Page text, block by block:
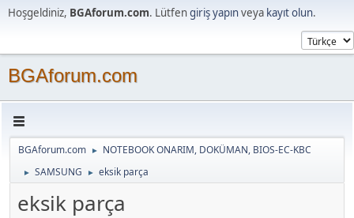
Hoşgeldiniz, BGAforum.com. Lütfengiriş yapınveya kayıt olun.
BGAforum.com
BGAforum.com ► NOTEBOOK ONARIM, DOKÜMAN, BIOS-EC-KBC
► SAMSUNG ► eksik parça
eksik parça